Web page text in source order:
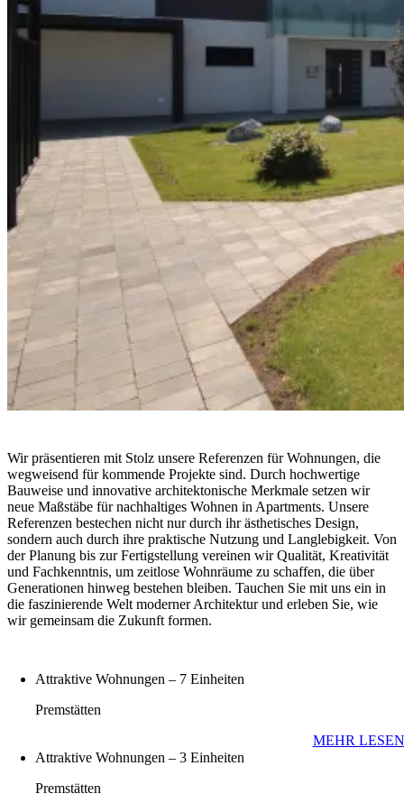
Wir präsentieren mit Stolz unsere Referenzen für Wohnungen, die
wegweisend für kommende Projekte sind. Durch hochwertige
Bauweise und innovative architektonische Merkmale setzen wir
neue Maßstäbe für nachhaltiges Wohnen in Apartments. Unsere
Referenzen bestechen nicht nur durch ihr ästhetisches Design,
sondern auch durch ihre praktische Nutzung und Langlebigkeit. Von
der Planung bis zur Fertigstellung vereinen wir Qualität, Kreativität
und Fachkenntnis, um zeitlose Wohnräume zu schaffen, die über
Generationen hinweg bestehen bleiben. Tauchen Sie mit uns ein in
die faszinierende Welt moderner Architektur und erleben Sie, wie
wir gemeinsam die Zukunft formen.
Attraktive Wohnungen – 7 Einheiten
Premstätten
MEHR LESEN
Attraktive Wohnungen – 3 Einheiten
Premstätten